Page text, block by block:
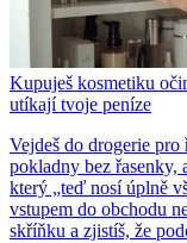
Kupuješ kosmetiku
utíkají tvoje peníze
Vejdeš do drogerie
pokladny bez řasenky,
který „teď nosí úplně
vstupem do obchodu
skříňku a zjistíš, že